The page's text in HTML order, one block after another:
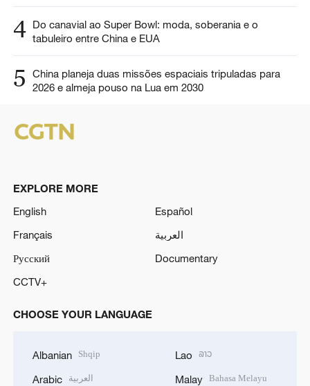
4 Do canavial ao Super Bowl: moda, soberania e o
tabuleiro entre China e EUA
5
China planeja duas missões espaciais tripuladas para
2026 e almeja pouso na Lua em 2030
EXPLORE MORE
English
Español
Français
العربية
Русский
Documentary
CCTV+
CHOOSE YOUR LANGUAGE
Albanian Shqip
Arabic العربية
Lao ລາວ
Malay Bahasa Melayu